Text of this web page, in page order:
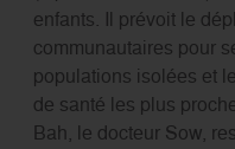
enfants. Il prévoit le
communautaires pour
populations isolées et
de santé les plus
Bah, le docteur Sow,